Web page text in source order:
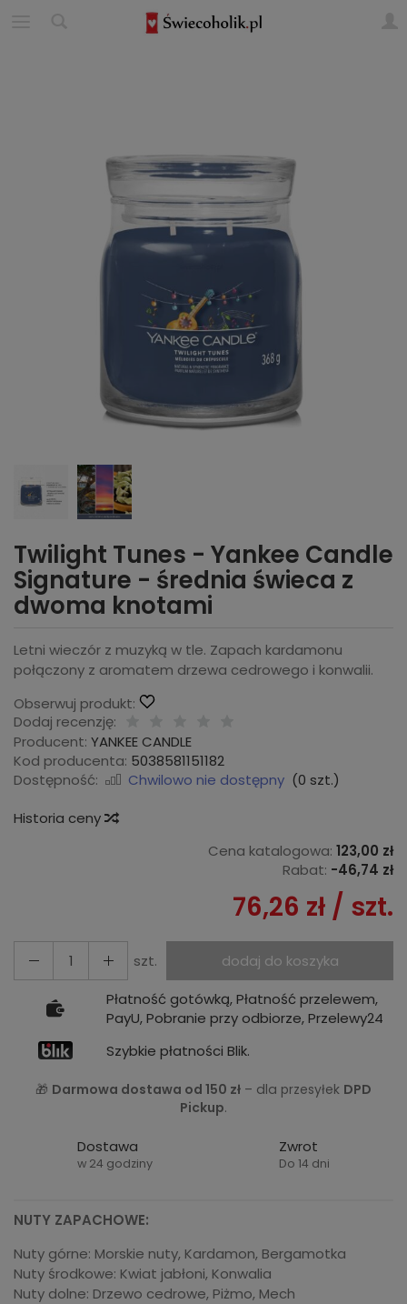
Twilight Tunes - Yankee Candle
Signature - średnia świeca z
dwoma knotami
Letni wieczór z muzyką w tle. Zapach kardamonu
połączony z aromatem drzewa cedrowego i konwalii.
Obserwuj produkt:
Dodaj recenzję:
Producent: YANKEE CANDLE
Kod producenta: 5038581151182
Dostępność:
Chwilowo nie dostępny (0 szt.)
Historia ceny
Cena katalogowa: 123,00 zł
Rabat: -46,74 zł
76,26 zł / szt.
szt.
dodaj do koszyka
Płatność gotówką, Płatność przelewem,
PayU, Pobranie przy odbiorze, Przelewy24
Szybkie płatności Blik.
🎁 Darmowa dostawa od 150 zł – dla przesyłek DPD
Pickup.
Dostawa
w 24 godziny
Zwrot
Do 14 dni
NUTY ZAPACHOWE:
Nuty górne: Morskie nuty, Kardamon, Bergamotka
Nuty środkowe: Kwiat jabłoni, Konwalia
Nuty dolne: Drzewo cedrowe, Piżmo, Mech